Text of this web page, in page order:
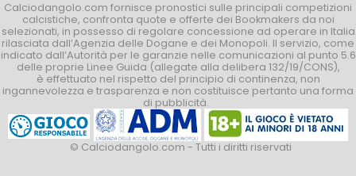
Calciodangolo.com fornisce pronostici sulle principali competizioni
calcistiche, confronta quote e offerte dei Bookmakers da noi
selezionati, in possesso di regolare concessione ad operare in Italia
rilasciata dall’Agenzia delle Dogane e dei Monopoli. Il servizio, come
indicato dall’Autorità per le garanzie nelle comunicazioni al punto 5.6
delle proprie Linee Guida (allegate alla delibera 132/19/CONS),
è effettuato nel rispetto del principio di continenza, non
ingannevolezza e trasparenza e non costituisce pertanto una forma
di pubblicità.
© Calciodangolo.com - Tutti i diritti riservati